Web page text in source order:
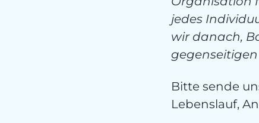
jedes
wir danach,
Bitte sende
Lebenslauf,